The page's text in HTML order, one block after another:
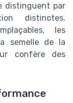
distinguent par
distinctes.
les
semelle de la
confère des